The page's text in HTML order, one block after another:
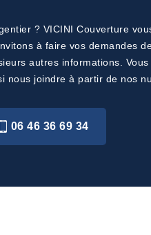
? VICINI Couverture
à faire vos demandes
autres informations.
nous joindre à partir de nos
06 46 36 69 34